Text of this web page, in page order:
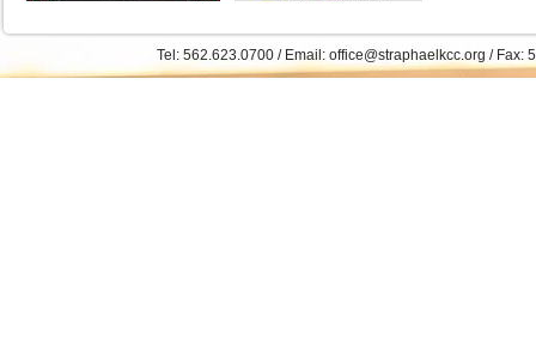
Tel: 562.623.0700 / Email: office@straphaelkcc.org /